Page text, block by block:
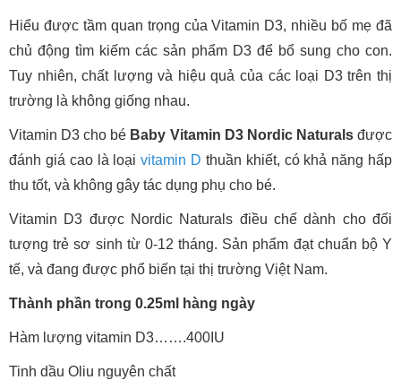
Hiểu được tầm quan trọng của Vitamin D3, nhiều bố mẹ đã
chủ động tìm kiếm các sản phẩm D3 để bổ sung cho con.
Tuy nhiên, chất lượng và hiệu quả của các loại D3 trên thị
trường là không giống nhau.
Vitamin D3 cho bé Baby Vitamin D3 Nordic Naturalsđược
đánh giá cao là loạivitamin D thuần khiết, có khả năng hấp
thu tốt, và không gây tác dụng phụ cho bé.
Vitamin D3 được Nordic Naturals điều chế dành cho đối
tượng trẻ sơ sinh từ 0-12 tháng. Sản phẩm đạt chuẩn bộ Y
tế, và đang được phổ biến tại thị trường Việt Nam.
Thành phần trong 0.25ml hàng ngày
Hàm lượng vitamin D3…….400IU
Tinh dầu Oliu nguyên chất